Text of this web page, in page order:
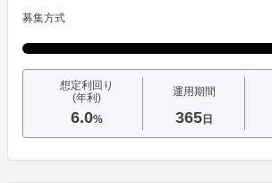
募集方式
想定利回り
(年利)
6.0%
運用期間
365日